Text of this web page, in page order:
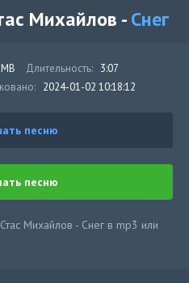
Михайлов -Снег
Длительность: 3:07
2024-01-02 10:18:12
песню
песню
Михайлов - Снег в mp3 или